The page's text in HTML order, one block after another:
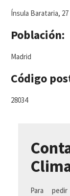
Ínsula Barataria, 27
Población:
Madrid
Código
28034
Para